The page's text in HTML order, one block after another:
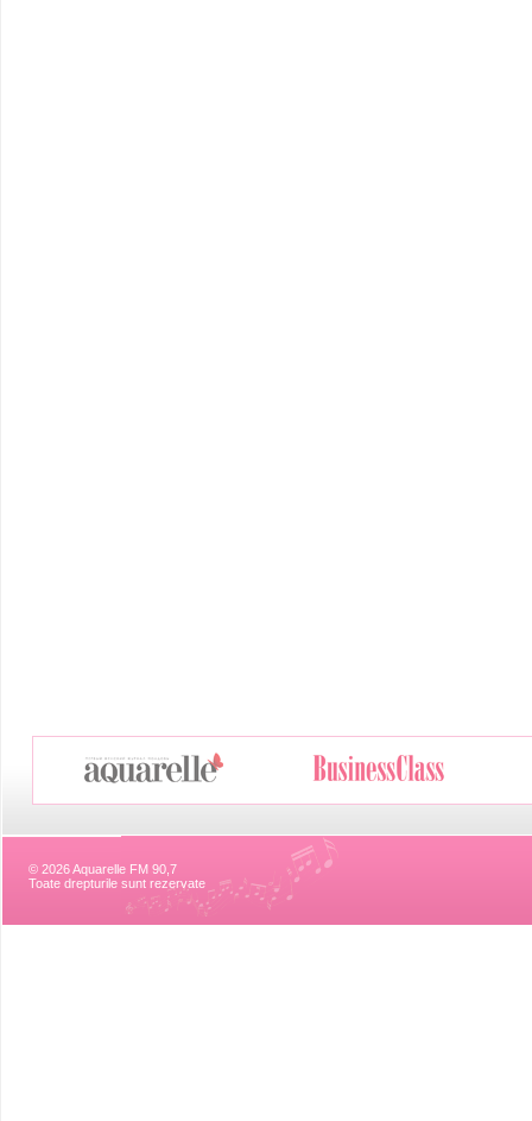
© 2026 Aquarelle FM 90,7
Toate drepturile sunt rezervate